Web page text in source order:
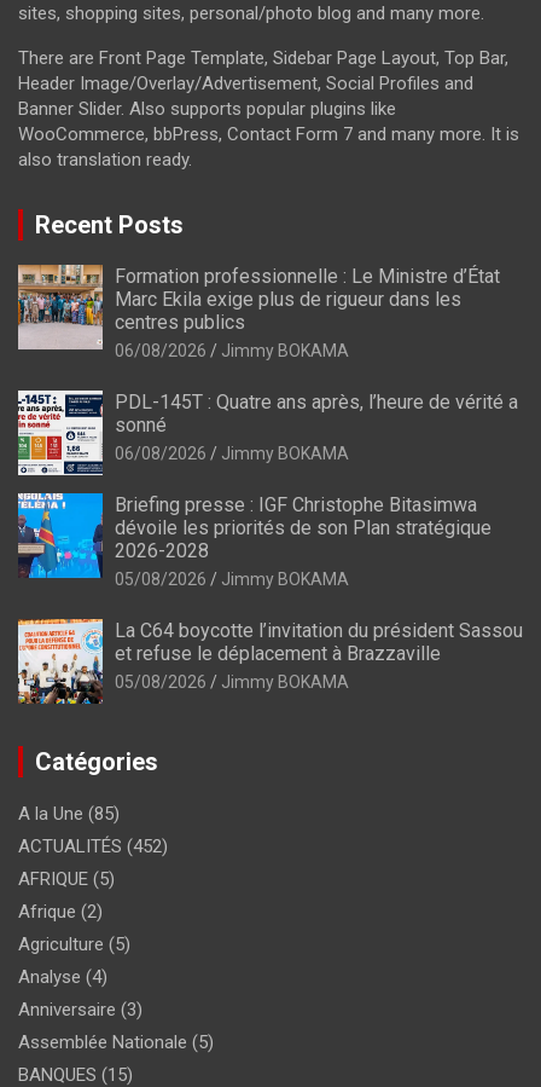
sites, shopping sites, personal/photo blog and many more.
There are Front Page Template, Sidebar Page Layout, Top Bar,
Header Image/Overlay/Advertisement, Social Profiles and
Banner Slider. Also supports popular plugins like
WooCommerce, bbPress, Contact Form 7 and many more. It is
also translation ready.
Recent Posts
Formation professionnelle : Le Ministre d’État
Marc Ekila exige plus de rigueur dans les
centres publics
06/08/2026 Jimmy BOKAMA
PDL-145T : Quatre ans après, l’heure de vérité a
sonné
06/08/2026 Jimmy BOKAMA
Briefing presse : IGF Christophe Bitasimwa
dévoile les priorités de son Plan stratégique
2026-2028
05/08/2026 Jimmy BOKAMA
La C64 boycotte l’invitation du président Sassou
et refuse le déplacement à Brazzaville
05/08/2026 Jimmy BOKAMA
Catégories
A la Une (85)
ACTUALITÉS (452)
AFRIQUE (5)
Afrique (2)
Agriculture (5)
Analyse (4)
Anniversaire (3)
Assemblée Nationale (5)
BANQUES (15)